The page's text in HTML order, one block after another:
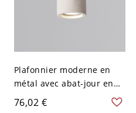
Plafonnier moderne en
métal avec abat-jour en
béton - 110 V-120 V 10,16
cm Blanc
76,02 €